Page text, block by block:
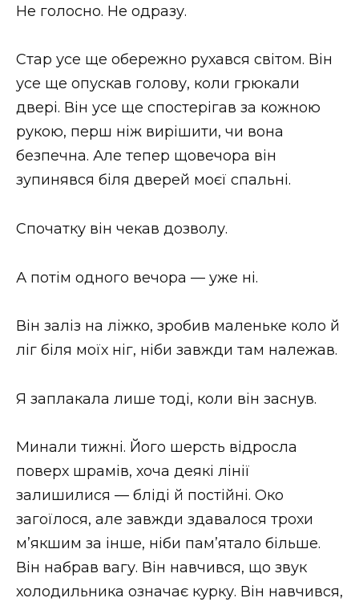
Не голосно. Не одразу.
Стар усе ще обережно рухався світом. Він
усе ще опускав голову, коли грюкали
двері. Він усе ще спостерігав за кожною
рукою, перш ніж вирішити, чи вона
безпечна. Але тепер щовечора він
зупинявся біля дверей моєї спальні.
Спочатку він чекав дозволу.
А потім одного вечора — уже ні.
Він заліз на ліжко, зробив маленьке коло й
ліг біля моїх ніг, ніби завжди там належав.
Я заплакала лише тоді, коли він заснув.
Минали тижні. Його шерсть відросла
поверх шрамів, хоча деякі лінії
залишилися — бліді й постійні. Око
загоїлося, але завжди здавалося трохи
м’якшим за інше, ніби пам’ятало більше.
Він набрав вагу. Він навчився, що звук
холодильника означає курку. Він навчився,